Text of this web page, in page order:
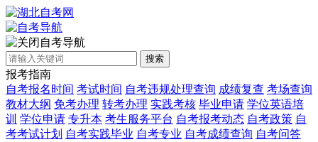
自考导航
搜索
报考指南
自考报名时间 考试时间 自考违规处理查询 成绩复查 考场查询
教材大纲 免考办理 转考办理 实践考核 毕业申请 学位英语培
训 学位申请 专升本 考生服务平台 自考报考动态 自考政策 自
考考试计划 自考实践毕业 自考专业 自考成绩查询 自考问答